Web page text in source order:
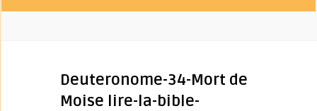
Deuteronome-34-Mort de
Moise lire-la-bible-